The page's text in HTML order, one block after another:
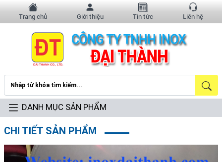
Trang chủ Giới thiệu Tin tức Liên hệ
DANH MỤC SẢN PHẨM
CHI TIẾT SẢN PHẨM